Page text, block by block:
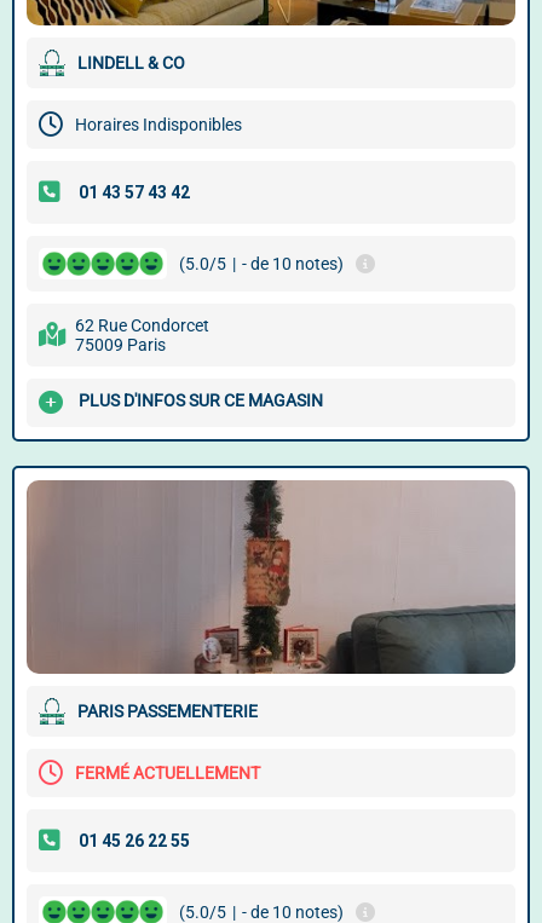
LINDELL & CO
Horaires Indisponibles
(5.0/5 | - de 10 notes)
62 Rue Condorcet
75009 Paris
PLUS D'INFOS SUR CE MAGASIN
PARIS PASSEMENTERIE
FERMÉ ACTUELLEMENT
(5.0/5 | - de 10 notes)